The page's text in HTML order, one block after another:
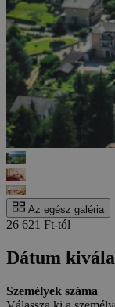
Az egész galéria
26 621 Ft-tól
Dátum
Személyek száma